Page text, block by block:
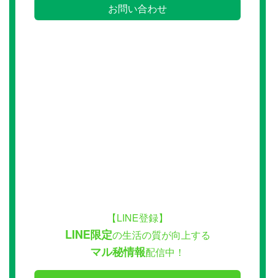
お問い合わせ
【LINE登録】
LINE限定の生活の質が向上する
マル秘情報配信中！